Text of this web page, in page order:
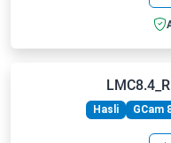
Hasli GCam